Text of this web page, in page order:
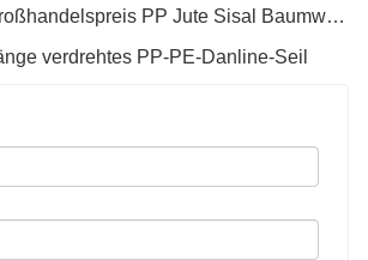
vorhergehend : Großhandelspreis PP Jute Sisal Baumwolle Schnur
verdrehtes PP-PE-Danline-Seil